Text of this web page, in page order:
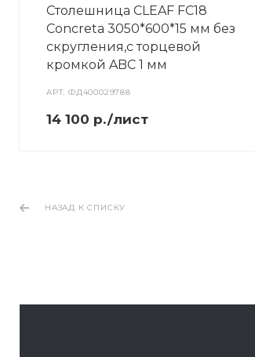
Столешница CLEAF FC18
Concreta 3050*600*15 мм без
скругления,с торцевой
кромкой ABC 1 мм
АРТ.ФД400029788
14 100 р./лист
НАЗАД К СПИСКУ